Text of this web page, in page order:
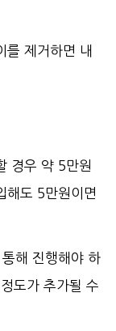
를 제거하면 내
경우 약 5만원
해도 5만원이면
해 진행해야 하
도가 추가될 수